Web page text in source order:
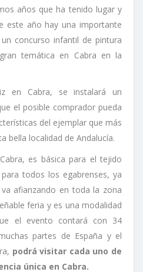
años que ha tenido lugar y
este año hay una importante
concurso infantil de pintura
temática en Cabra en la
en Cabra, se instalará un
el posible comprador pueda
del ejemplar que más
bella localidad de Andalucía.
es básica para el tejido
todos los egabrenses, ya
afianzando en toda la zona
feria y es una modalidad
el evento contará con 34
partes de España y el
podrá visitar cada uno de
única en Cabra.